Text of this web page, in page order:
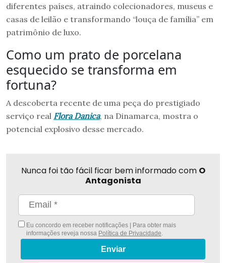
diferentes países, atraindo colecionadores, museus e
casas de leilão e transformando “louça de família” em
patrimônio de luxo.
Como um prato de porcelana
esquecido se transforma em
fortuna?
A descoberta recente de uma peça do prestigiado
serviço real Flora Danica, na Dinamarca, mostra o
potencial explosivo desse mercado.
Nunca foi tão fácil ficar bem informado com O
Antagonista
Eu concordo em receber notificações | Para obter mais
informações reveja nossa Política de Privacidade
Enviar